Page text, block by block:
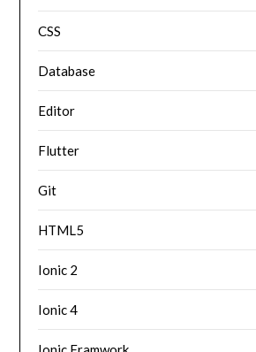
CSS
Database
Editor
Flutter
Git
HTML5
Ionic 2
Ionic 4